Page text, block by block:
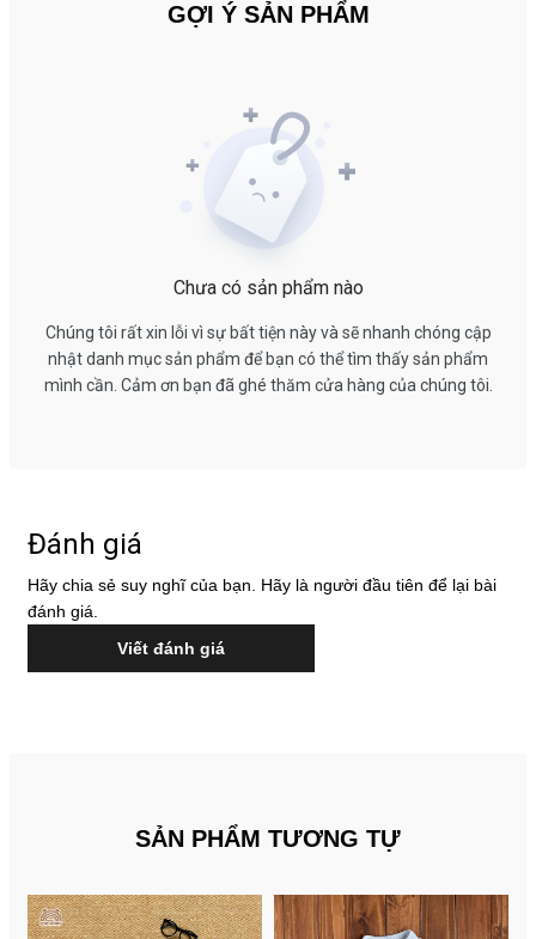
GỢI Ý SẢN PHẨM
Chưa có sản phẩm nào
Chúng tôi rất xin lỗi vì sự bất tiện này và sẽ nhanh chóng cập
nhật danh mục sản phẩm để bạn có thể tìm thấy sản phẩm
mình cần. Cảm ơn bạn đã ghé thăm cửa hàng của chúng tôi.
Đánh giá
Hãy chia sẻ suy nghĩ của bạn. Hãy là người đầu tiên để lại bài
đánh giá.
Viết đánh giá
SẢN PHẨM TƯƠNG TỰ